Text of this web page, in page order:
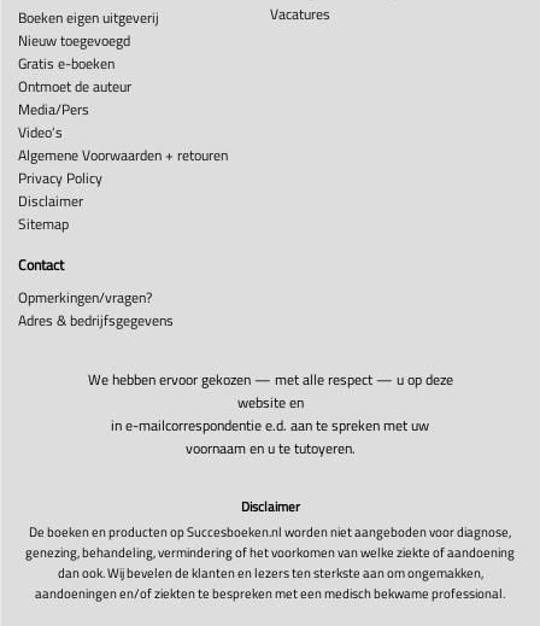
Boeken eigen uitgeverij
Nieuw toegevoegd
Gratis e-boeken
Ontmoet de auteur
Media/Pers
Video's
Algemene Voorwaarden + retouren
Privacy Policy
Disclaimer
Sitemap
Vacatures
Contact
Opmerkingen/vragen?
Adres & bedrijfsgegevens
We hebben ervoor gekozen — met alle respect — u op deze
website en
in e-mailcorrespondentie e.d. aan te spreken met uw
voornaam en u te tutoyeren.
Disclaimer
De boeken en producten op Succesboeken.nl worden niet aangeboden voor diagnose,
genezing, behandeling, vermindering of het voorkomen van welke ziekte of aandoening
dan ook. Wij bevelen de klanten en lezers ten sterkste aan om ongemakken,
aandoeningen en/of ziekten te bespreken met een medisch bekwame professional.